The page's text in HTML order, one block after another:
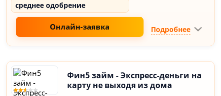
среднее одобрение
Онлайн-заявка Подробнее
Фин5 займ - Экспресс-деньги на
карту не выходя из дома